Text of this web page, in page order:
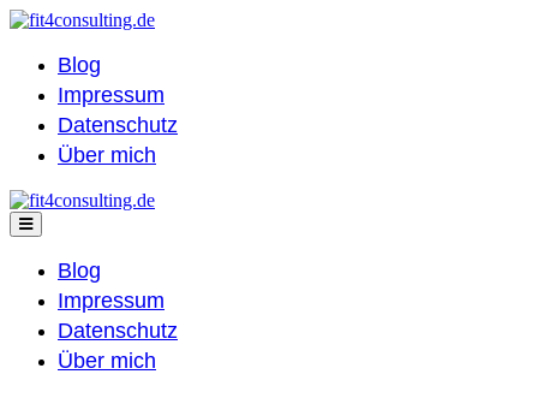
Blog
Impressum
Datenschutz
Über mich
Blog
Impressum
Datenschutz
Über mich